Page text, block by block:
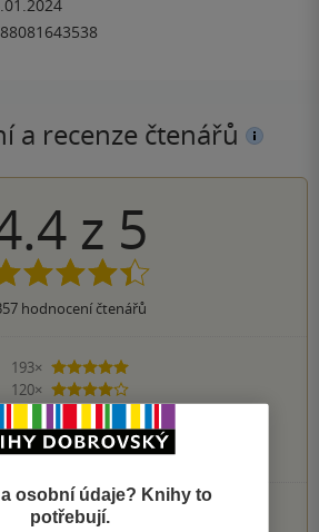
a recenze čtenářů
z 5
hodnocení čtenářů
193×
5 hvězdiček
120×
4 hvězdičky
4×
2 hvězdičky
1×
1 hvezdička
HODNOCENÍ KNIHY
osobní údaje? Knihy to
potřebují.